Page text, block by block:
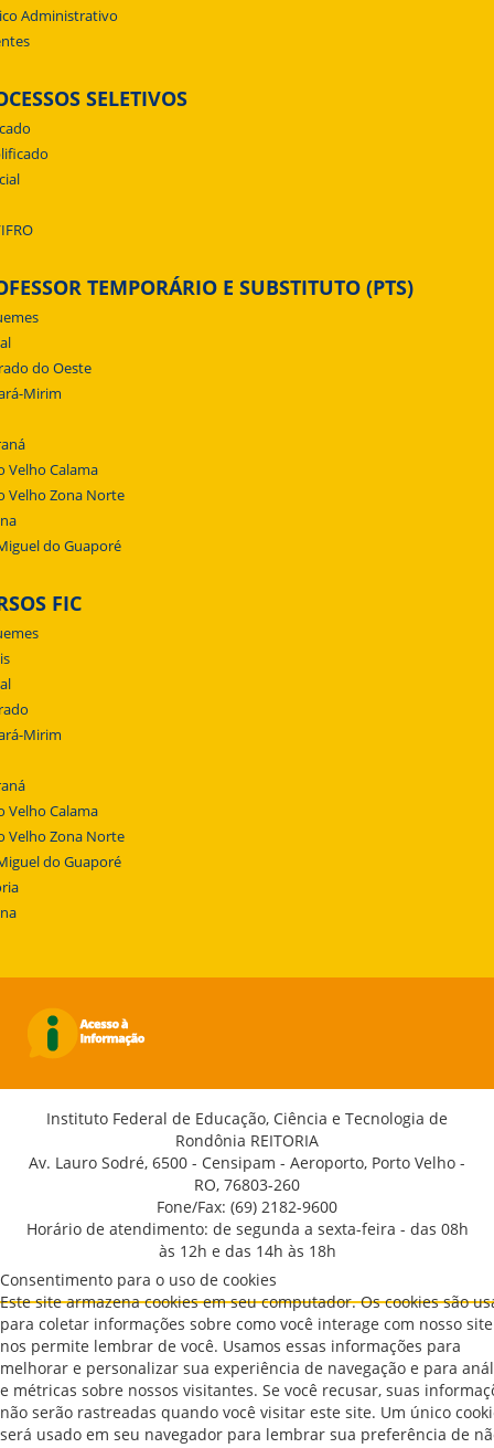
Administrativo
SELETIVOS
TEMPORÁRIO E SUBSTITUTO (PTS)
do Oeste
Mirim
Velho Calama
Velho Zona Norte
do Guaporé
FIC
Mirim
Velho Calama
Velho Zona Norte
do Guaporé
Instituto Federal de Educação, Ciência e Tecnologia de
Rondônia REITORIA
Av. Lauro Sodré, 6500 - Censipam - Aeroporto, Porto Velho -
RO, 76803-260
Fone/Fax: (69) 2182-9600
Horário de atendimento: de segunda a sexta-feira - das 08h
às 12h e das 14h às 18h
Consentimento para o uso de cookies
Este site armazena cookies em seu computador. Os cookies são
para coletar informações sobre como você interage com nosso
nos permite lembrar de você. Usamos essas informações para
melhorar e personalizar sua experiência de navegação e para
e métricas sobre nossos visitantes. Se você recusar, suas
não serão rastreadas quando você visitar este site. Um único
será usado em seu navegador para lembrar sua preferência de